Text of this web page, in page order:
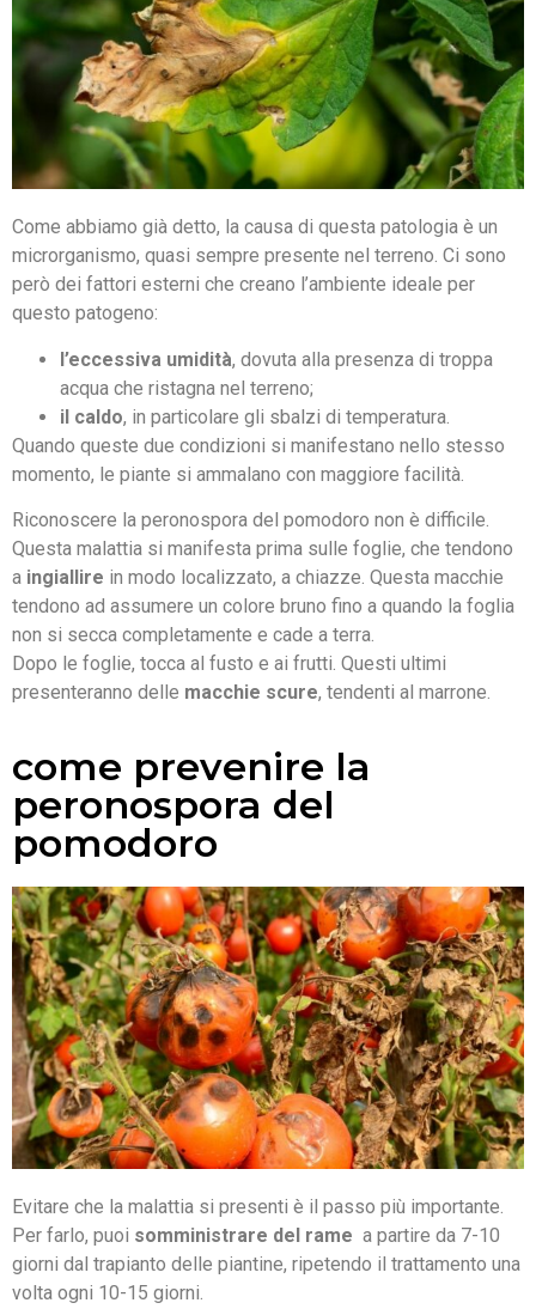
Come abbiamo già detto, la causa di questa patologia è un
microrganismo, quasi sempre presente nel terreno. Ci sono
però dei fattori esterni che creano l’ambiente ideale per
questo patogeno:
l’eccessiva umidità, dovuta alla presenza di troppa
acqua che ristagna nel terreno;
il caldo, in particolare gli sbalzi di temperatura.
Quando queste due condizioni si manifestano nello stesso
momento, le piante si ammalano con maggiore facilità.
Riconoscere la peronospora del pomodoro non è difficile.
Questa malattia si manifesta prima sulle foglie, che tendono
a ingiallire in modo localizzato, a chiazze. Questa macchie
tendono ad assumere un colore bruno fino a quando la foglia
non si secca completamente e cade a terra.
Dopo le foglie, tocca al fusto e ai frutti. Questi ultimi
presenteranno delle macchie scure, tendenti al marrone.
come prevenire la
peronospora del
pomodoro
Evitare che la malattia si presenti è il passo più importante.
Per farlo, puoi somministrare del rame a partire da 7-10
giorni dal trapianto delle piantine, ripetendo il trattamento una
volta ogni 10-15 giorni.